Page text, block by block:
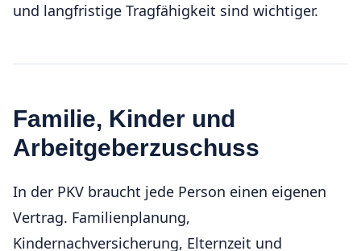
und langfristige Tragfähigkeit sind wichtiger.
Familie, Kinder und
Arbeitgeberzuschuss
In der PKV braucht jede Person einen eigenen
Vertrag. Familienplanung,
Kindernachversicherung, Elternzeit und